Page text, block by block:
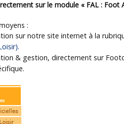
sur le module « FAL : Foot
:
sur notre site internet à la
& gestion, directement sur